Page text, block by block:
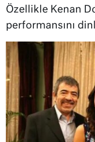
Özellikle Kenan
performansını